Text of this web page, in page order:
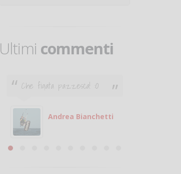
Ultimi commenti
Che figata pazzesca! :O
Andrea Bianchetti